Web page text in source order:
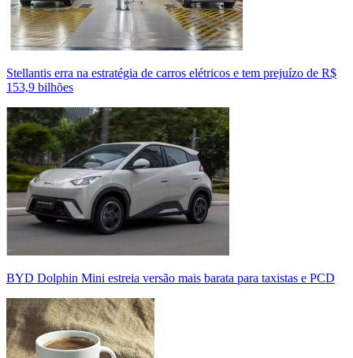
Stellantis erra na estratégia de carros elétricos e tem prejuízo de R$
153,9 bilhões
BYD Dolphin Mini estreia versão mais barata para taxistas e PCD